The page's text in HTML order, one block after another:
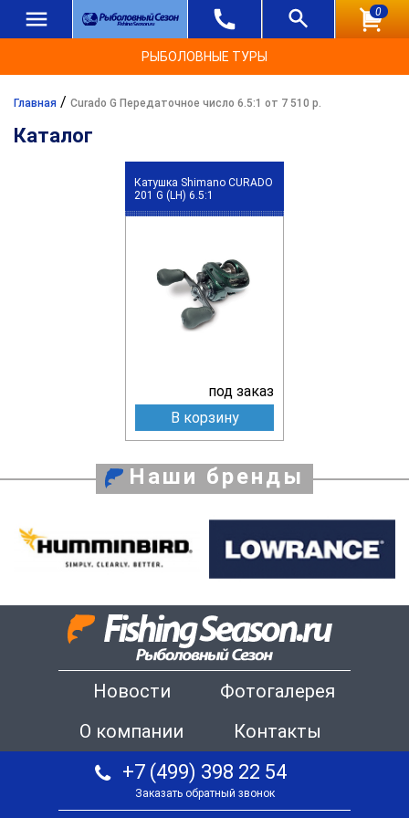
0
РЫБОЛОВНЫЕ ТУРЫ
Главная / Curado G Передаточное число 6.5:1 от 7 510 р.
Каталог
Катушка Shimano CURADO
201 G (LH) 6.5:1
под заказ
В корзину
Наши бренды
Новости
Фотогалерея
О компании
Контакты
+7 (499) 398 22 54
Заказать обратный звонок